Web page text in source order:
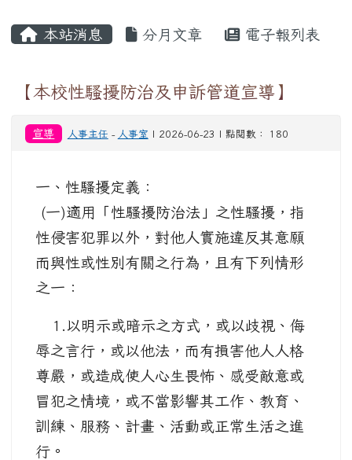
本站消息 分月文章 電子報列表
【本校性騷擾防治及申訴管道宣導】
宣導 人事主任 - 人事室 | 2026-06-23 | 點閱數： 180
一、性騷擾定義：
(一)適用「性騷擾防治法」之性騷擾，指
性侵害犯罪以外，對他人實施違反其意願
而與性或性別有關之行為，且有下列情形
之一：
1.以明示或暗示之方式，或以歧視、侮
辱之言行，或以他法，而有損害他人人格
尊嚴，或造成使人心生畏怖、感受敵意或
冒犯之情境，或不當影響其工作、教育、
訓練、服務、計畫、活動或正常生活之進
行。